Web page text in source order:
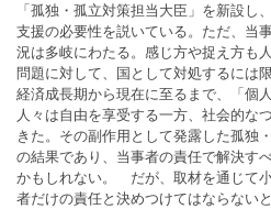
「孤独・孤立対策担当大臣」を新設し
支援の必要性を説いている。ただ、当
況は多岐にわたる。感じ方や捉え方も
問題に対して、国として対処するに
経済成長期から現在に至るまで、「個
人々は自由を享受する一方、社会的な
きた。その副作用として発露した孤独
の結果であり、当事者の責任で解決す
かもしれない。 だが、取材を通じて
者だけの責任と決めつけてはならな